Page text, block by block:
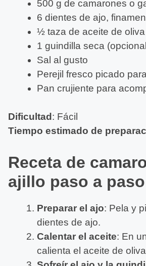
500 g de camarones o
6 dientes de ajo,
½ taza de aceite de
1 guindilla seca
Sal al gusto
Perejil fresco picado
Pan crujiente para
Dificultad : Fácil
Tiempo estimado de
Receta de
ajillo paso a paso
Preparar el ajo: Pela y
dientes de ajo.
Calentar el aceite: En
calienta el aceite de